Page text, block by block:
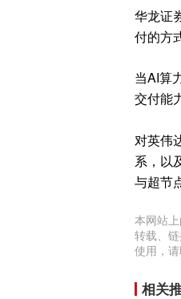
华龙证
付的方
当AI算
交付能
对英伟
系，以
与超节
本网站
转载、
使用，
相关